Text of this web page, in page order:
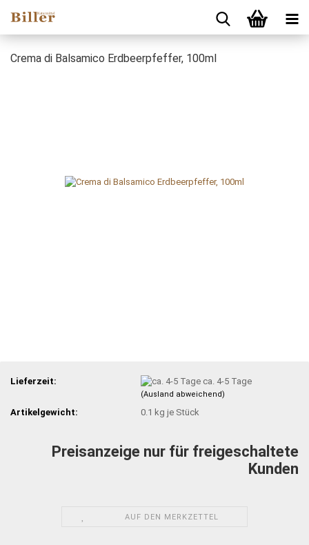
Crema di Balsamico Erdbeerpfeffer, 100ml
Lieferzeit: ca. 4-5 Tage
(Ausland abweichend)
Artikelgewicht: 0.1 kg je Stück
Preisanzeige nur für freigeschaltete
Kunden
AUF DEN MERKZETTEL